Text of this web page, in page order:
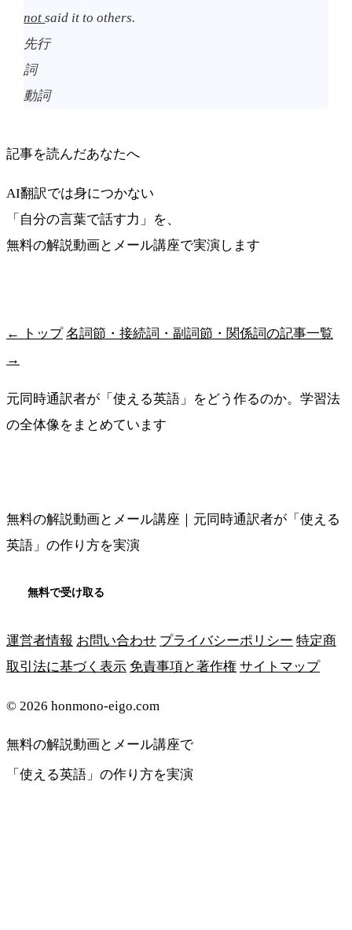
notsaid it to others.
先行
動詞
記事を読んだあなたへ
AI翻訳では身につかない
「自分の言葉で話す力」を、
無料の解説動画とメール講座で実演します
← トップ 名詞節・接続詞・副詞節・関係詞の記事一覧
→
元同時通訳者が「使える英語」をどう作るのか。学習法
の全体像をまとめています
無料の解説動画とメール講座｜元同時通訳者が「使える
英語」の作り方を実演
無料で受け取る
運営者情報 お問い合わせ プライバシーポリシー 特定商
取引法に基づく表示 免責事項と著作権 サイトマップ
© 2026 honmono-eigo.com
無料の解説動画とメール講座で
「使える英語」の作り方を実演